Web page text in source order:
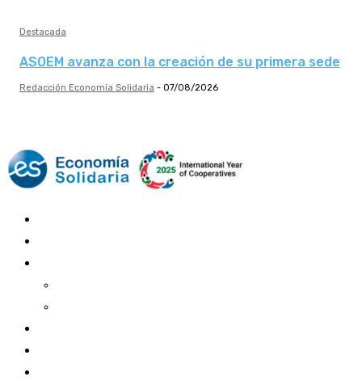
Destacada
ASOEM avanza con la creación de su primera sede
Redacción Economía Solidaria - 07/08/2026